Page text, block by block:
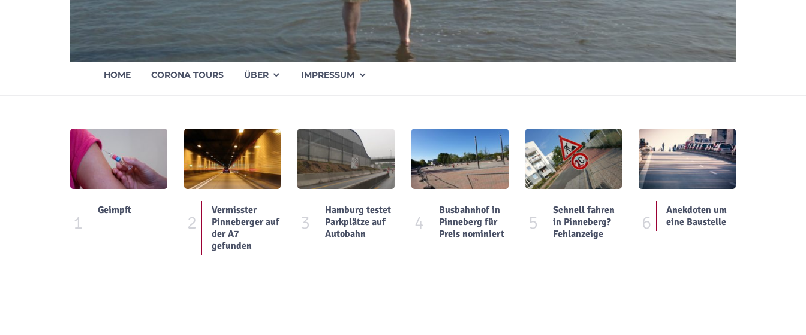
HOME CORONA TOURS ÜBER IMPRESSUM
1
Geimpft
2
Vermisster
Pinneberger auf
der A7
gefunden
3
Hamburg testet
Parkplätze auf
Autobahn
4
Busbahnhof in
Pinneberg für
Preis nominiert
5
Schnell fahren
in Pinneberg?
Fehlanzeige
6
Anekdoten um
eine Baustelle